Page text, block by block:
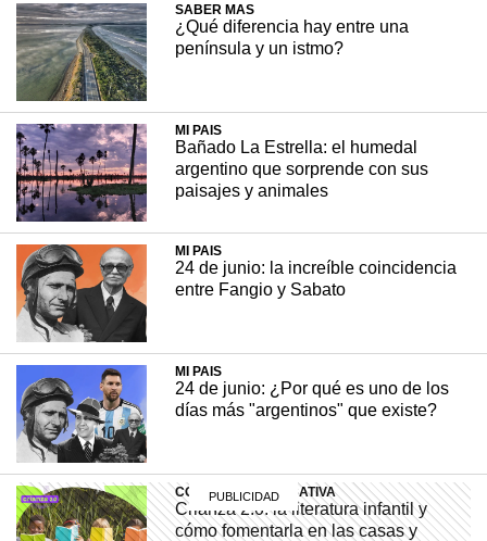
Está en la región de Aysén, al sur de Chile, y
tiene aguas de un característico color azul
eléctrico.
+ INTERESANTE 21 diciembre, 2023
SABER MAS
¿Qué diferencia hay entre una
península y un istmo?
MI PAIS
Bañado La Estrella: el humedal
argentino que sorprende con sus
paisajes y animales
MI PAIS
24 de junio: la increíble coincidencia
entre Fangio y Sabato
MI PAIS
24 de junio: ¿Por qué es uno de los
días más "argentinos" que existe?
COMUNIDAD EDUCATIVA
Crianza 2.0: la literatura infantil y
cómo fomentarla en las casas y